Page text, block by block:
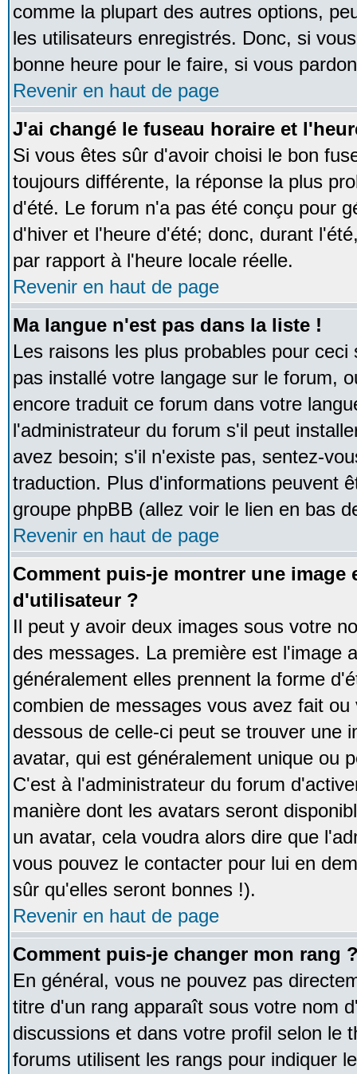
comme la plupart des autres options,
les utilisateurs enregistrés. Donc, si
bonne heure pour le faire, si vous
Revenir en haut de page
J'ai changé le fuseau horaire et
Si vous êtes sûr d'avoir choisi le bon
toujours différente, la réponse la plus
d'été. Le forum n'a pas été conçu pour
d'hiver et l'heure d'été; donc, durant
par rapport à l'heure locale réelle.
Revenir en haut de page
Ma langue n'est pas dans la liste !
Les raisons les plus probables pour
pas installé votre langage sur le forum,
encore traduit ce forum dans votre
l'administrateur du forum s'il peut
avez besoin; s'il n'existe pas, sentez-
traduction. Plus d'informations peuvent
groupe phpBB (allez voir le lien en bas
Revenir en haut de page
Comment puis-je montrer une image
d'utilisateur ?
Il peut y avoir deux images sous votre
des messages. La première est l'image
généralement elles prennent la forme
combien de messages vous avez fait
dessous de celle-ci peut se trouver une
avatar, qui est généralement unique ou
C'est à l'administrateur du forum
manière dont les avatars seront
un avatar, cela voudra alors dire que
vous pouvez le contacter pour lui en
sûr qu'elles seront bonnes !).
Revenir en haut de page
Comment puis-je changer mon rang
En général, vous ne pouvez pas
titre d'un rang apparaît sous votre nom
discussions et dans votre profil selon le
forums utilisent les rangs pour indiquer